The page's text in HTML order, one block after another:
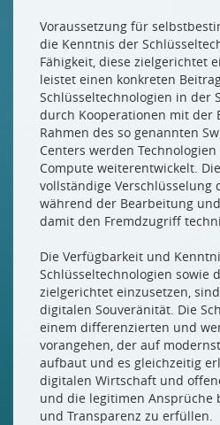
Voraussetzung für
die Kenntnis der
Fähigkeit, diese zielgerichtet
leistet einen konkreten
Schlüsseltechnologien in der
durch Kooperationen mit der
Rahmen des so genannten
Centers werden
Compute weiterentwickelt.
vollständige Verschlüsselung
während der Bearbeitung
damit den Fremdzugriff
Die Verfügbarkeit und
Schlüsseltechnologien sowie
zielgerichtet einzusetzen,
digitalen Souveränität. Die
einem differenzierten und
vorangehen, der auf
aufbaut und es gleichzeitig
digitalen Wirtschaft und
und die legitimen Ansprüche
und Transparenz zu erfüllen.